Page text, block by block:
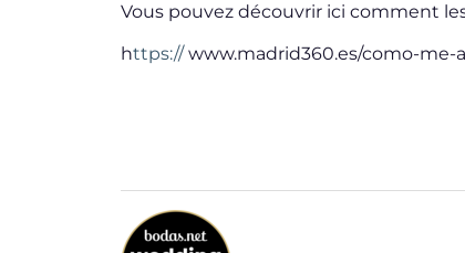
Vous pouvez découvrir ici comment
https://www.madrid360.es/como-me-